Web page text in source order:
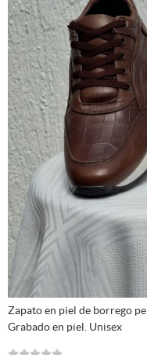
Zapato en piel de borrego
Grabado en piel. Unisex